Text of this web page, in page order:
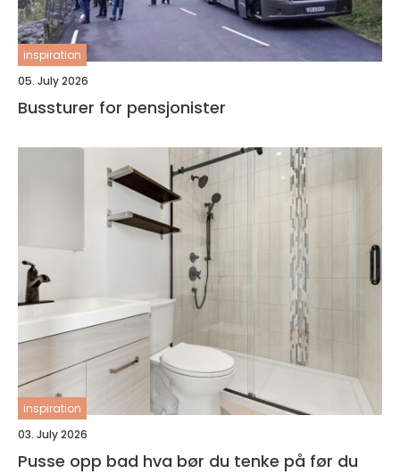
inspiration
05. July 2026
Bussturer for pensjonister
inspiration
03. July 2026
Pusse opp bad hva bør du tenke på før du